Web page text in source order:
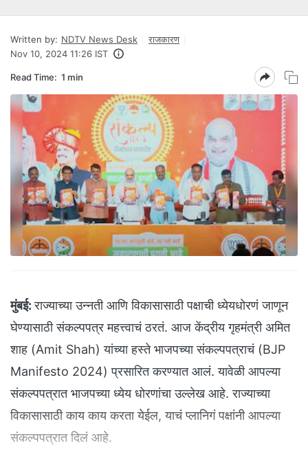
Written by: NDTV News Desk
राजकारण
Nov 10, 2024 11:26 IST
Read Time: 1 min
मुंबई: राज्याच्या उन्नती आणि विकासासाठी पक्षाची ध्येयधोरणं जाणून
घेण्यासाठी संकल्पपत्र महत्त्वाचं ठरतं. आज केंद्रीय गृहमंत्री अमित
शाह (Amit Shah) यांच्या हस्ते भाजपच्या संकल्पपत्राचं (BJP
Manifesto 2024) प्रसारित करण्यात आलं. यावेळी आपल्या
संकल्पपत्रात भाजपच्या ध्येय धोरणांचा उल्लेख आहे. राज्याच्या
विकासासाठी काय काय करता येईल, याचं प्लानिगं पक्षांनी आपल्या
संकल्पपत्रात दिलं आहे.